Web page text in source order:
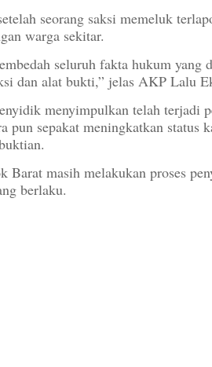
seorang saksi memeluk
warga sekitar.
seluruh fakta hukum yang
dan alat bukti,” jelas AKP Lalu
menyimpulkan telah terjadi
pun sepakat meningkatkan status
Barat masih melakukan proses
berlaku.